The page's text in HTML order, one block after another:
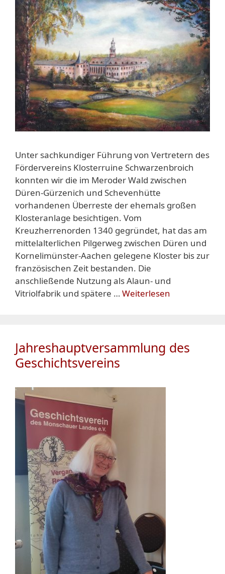
Unter sachkundiger Führung von Vertretern des
Fördervereins Klosterruine Schwarzenbroich
konnten wir die im Meroder Wald zwischen
Düren-Gürzenich und Schevenhütte
vorhandenen Überreste der ehemals großen
Klosteranlage besichtigen. Vom
Kreuzherrenorden 1340 gegründet, hat das am
mittelalterlichen Pilgerweg zwischen Düren und
Kornelimünster-Aachen gelegene Kloster bis zur
französischen Zeit bestanden. Die
anschließende Nutzung als Alaun- und
Vitriolfabrik und spätere …Weiterlesen
Jahreshauptversammlung des
Geschichtsvereins